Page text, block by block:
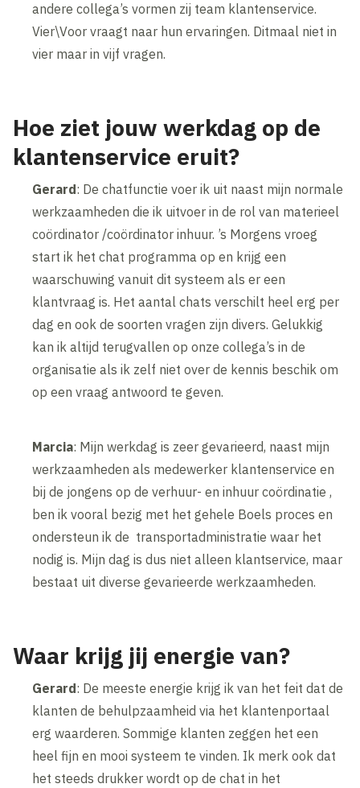
andere collega’s vormen zij team klantenservice.
Vier\Voor vraagt naar hun ervaringen. Ditmaal niet in
vier maar in vijf vragen.
Hoe ziet jouw werkdag op de
klantenservice eruit?
Gerard: De chatfunctie voer ik uit naast mijn normale
werkzaamheden die ik uitvoer in de rol van materieel
coördinator /coördinator inhuur. ’s Morgens vroeg
start ik het chat programma op en krijg een
waarschuwing vanuit dit systeem als er een
klantvraag is. Het aantal chats verschilt heel erg per
dag en ook de soorten vragen zijn divers. Gelukkig
kan ik altijd terugvallen op onze collega’s in de
organisatie als ik zelf niet over de kennis beschik om
op een vraag antwoord te geven.
Marcia: Mijn werkdag is zeer gevarieerd, naast mijn
werkzaamheden als medewerker klantenservice en
bij de jongens op de verhuur- en inhuur coördinatie ,
ben ik vooral bezig met het gehele Boels proces en
ondersteun ik de transportadministratie waar het
nodig is. Mijn dag is dus niet alleen klantservice, maar
bestaat uit diverse gevarieerde werkzaamheden.
Waar krijg jij energie van?
Gerard: De meeste energie krijg ik van het feit dat de
klanten de behulpzaamheid via het klantenportaal
erg waarderen. Sommige klanten zeggen het een
heel fijn en mooi systeem te vinden. Ik merk ook dat
het steeds drukker wordt op de chat in het